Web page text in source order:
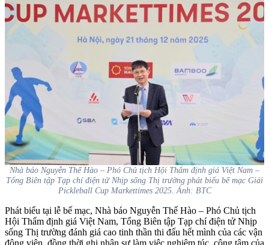
Nhà báo Nguyễn Thế Hào – Phó Chủ tịch Hội Thẩm định giá Việt Nam –
Tổng Biên tập Tạp chí điện tử Nhịp sống Thị trường phát biểu bế mạc Giải
Pickleball Cup Markettimes 2025. Ảnh: BTC
Phát biểu tại lễ bế mạc, Nhà báo Nguyễn Thế Hào – Phó Chủ tịch
Hội Thẩm định giá Việt Nam, Tổng Biên tập Tạp chí điện tử Nhịp
sống Thị trường đánh giá cao tinh thần thi đấu hết mình của các vận